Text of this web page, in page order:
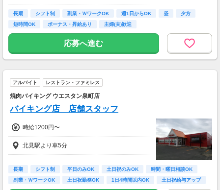
◆土曜・日曜・祝日は時給100円アップ
◆1分単位で給与支給
◆交通費全額支給
※試用期間6か月あり、試用期間後と同条件
長期 シフト制 副業・ＷワークOK 週1日からOK 昼
夕方
短時間OK
ボーナス・昇給あり 主婦(夫)歓迎
応募へ進む
アルバイト レストラン・ファミレス
焼肉バイキング ウエスタン泉町店
バイキング店 店舗スタッフ
時給1200円〜
北見駅より車5分
長期 シフト制 平日のみOK 土日祝のみOK
時間・曜日相談OK
副業・ＷワークOK
土日祝勤務OK 1日4時間以内OK 土日祝給与アップ